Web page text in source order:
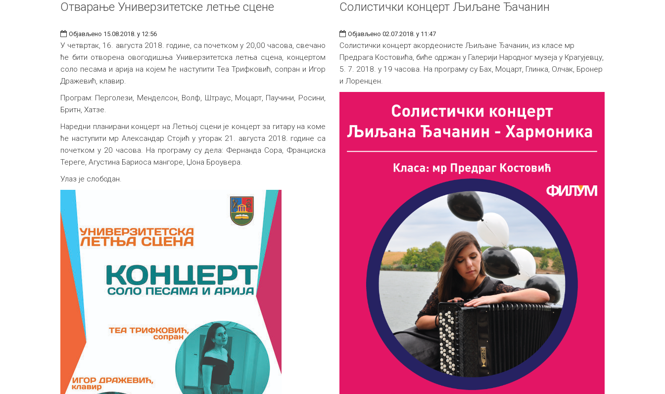
Отварање Универзитетске летње сцене
Објављено 15.08.2018. у 12:56
У четвртак, 16. августа 2018. године, са почетком у 20,00 часова, свечано
ће бити отворена овогодишња Универзитетска летња сцена, концертом
соло песама и арија на којем ће наступити Теа Трифковић, сопран и Игор
Дражевић, клавир.
Програм: Перголези, Менделсон, Волф, Штраус, Моцарт, Паучини, Росини,
Бритн, Хатзе.
Наредни планирани концерт на Летњој сцени је концерт за гитару на коме
ће наступити мр Александар Стојић у уторак 21. августа 2018. године са
почетком у 20 часова. На програму су дела: Фернанда Сора, Франциска
Тереге, Агустина Бариоса мангоре, Џона Броувера.
Улаз је слободан.
Солистички концерт Љиљане Ђачанин
Објављено 02.07.2018. у 11:47
Солистички концерт акордеонисте Љиљане Ђачанин, из класе мр
Предрага Костовића, биће одржан у Галерији Народног музеја у Крагујевцу,
5. 7. 2018. у 19 часова. На програму су Бах, Моцарт, Глинка, Олчак, Бронер
и Лоренцен.